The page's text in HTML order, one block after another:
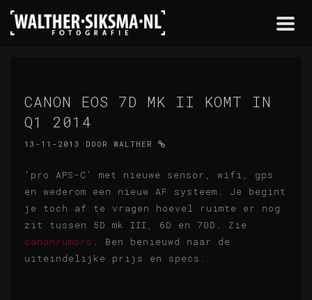
CANON EOS 7D MK II KOMT IN
Q1 2014
13-11-2013 DOOR WALTHER
'pro APS-C' met nieuwe sensor, wifi, gps
en wederom een nieuw AF systeem. Je begint
je toch af te vragen hoevel ruimte er nog
zit tussen 5D mk III, 6D en 70D. Zie
canonrumors . Ben benieuwd naar de
uiteindelijke prijs en specs.